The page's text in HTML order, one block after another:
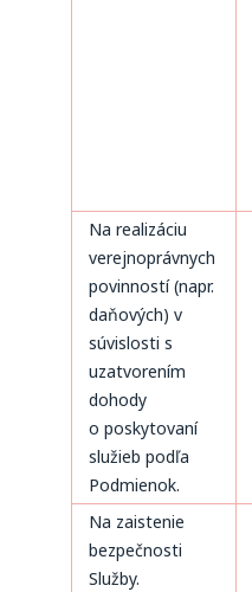
Na realizáciu
verejnoprávnych
povinností (napr.
daňových) v
súvislosti s
uzatvorením
dohody
o poskytovaní
služieb podľa
Podmienok.
Na zaistenie
bezpečnosti
Služby.